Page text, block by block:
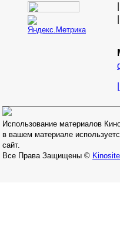
|
Использование материалов
в вашем материале
сайт.
Все Права Защищены ©